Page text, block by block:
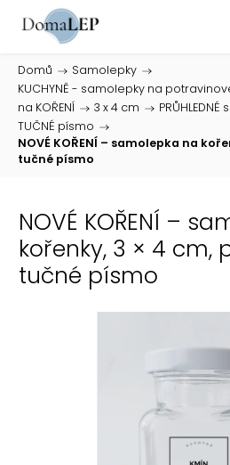
Domů / Samolepky /
KUCHYNĚ - samolepky na
na KOŘENÍ / 3 x 4 cm /
TUČNÉ písmo /
NOVÉ KOŘENÍ – samolepka na
tučné písmo
NOVÉ KOŘENÍ –
kořenky, 3 × 4 cm,
tučné písmo